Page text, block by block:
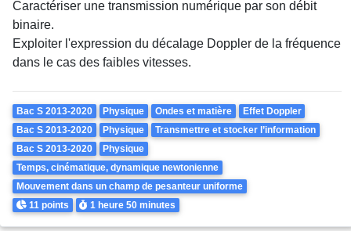
Caractériser une transmission numérique par son débit
binaire.
Exploiter l'expression du décalage Doppler de la fréquence
dans le cas des faibles vitesses.
Theme
Bac S 2013-2020 Physique Ondes et matière
Effet Doppler
Bac S 2013-2020
Physique
Transmettre et stocker l’information
Bac S 2013-2020
Physique
Temps, cinématique, dynamique newtonienne
Mouvement dans un champ de pesanteur uniforme
Points
11 points Durée
1 heure50 minutes